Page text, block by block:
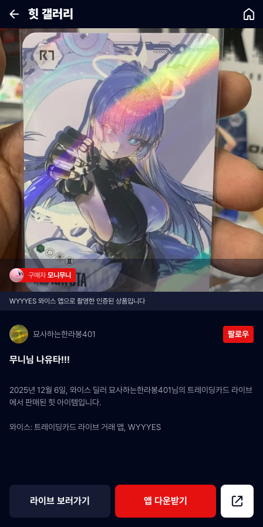
힛 갤러리
구매자 모니무니
WYYYES 와이스 앱으로 촬영한 인증된 상품입니다
묘사하는한라봉401 팔로우
무니님 나유타!!!
2025년 12월 6일, 와이스 딜러 묘사하는한라봉401님의 트레이딩카드 라이브
에서 판매된 힛 아이템입니다.
와이스: 트레이딩카드 라이브 거래 앱, WYYYES
라이브 보러가기 앱 다운받기